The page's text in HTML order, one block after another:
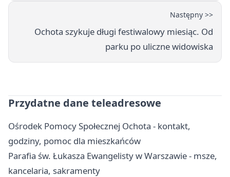
Następny >>
Ochota szykuje długi festiwalowy miesiąc. Od
parku po uliczne widowiska
Przydatne dane teleadresowe
Ośrodek Pomocy Społecznej Ochota - kontakt,
godziny, pomoc dla mieszkańców
Parafia św. Łukasza Ewangelisty w Warszawie - msze,
kancelaria, sakramenty